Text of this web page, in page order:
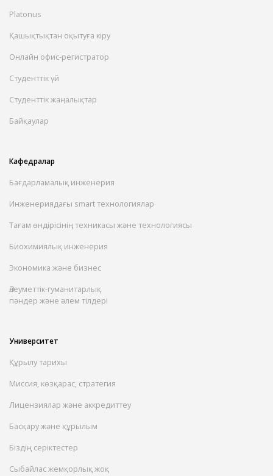
Platonus
Қашықтықтан оқытуға кіру
Онлайн офис-регистратор
Студенттік үй
Студенттік жаңалықтар
Байқаулар
Кафедралар
Бағдарламалық инженерия
Инженериядағы smart технологиялар
Тағам өндірісінің техникасы және технологиясы
Биохимиялық инженерия
Экономика және бизнес
Әлеуметтік-гуманитарлық
пәндер және әлем тілдері
Университет
Құрылу тарихы
Миссия, көзқарас, стратегия
Лицензиялар және аккредиттеу
Басқару және құрылым
Біздің серіктестер
Сыбайлас жемқорлық жоқ